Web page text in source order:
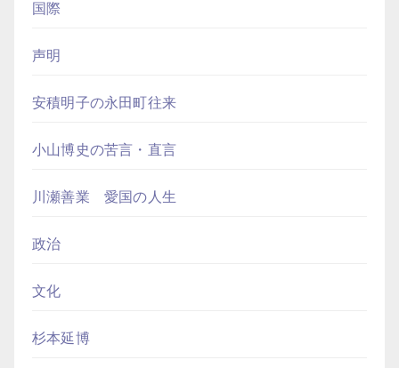
国際
声明
安積明子の永田町往来
小山博史の苦言・直言
川瀬善業 愛国の人生
政治
文化
杉本延博